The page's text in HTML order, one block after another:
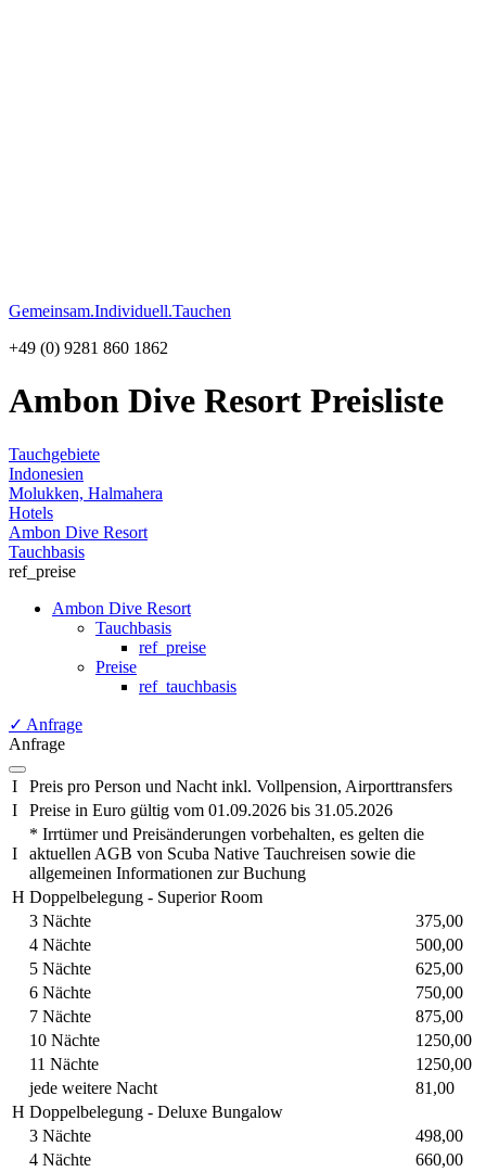
Gemeinsam.Individuell.Tauchen
+49 (0) 9281 860 1862
Ambon Dive Resort Preisliste
Tauchgebiete
Indonesien
Molukken, Halmahera
Hotels
Ambon Dive Resort
Tauchbasis
ref_preise
Ambon Dive Resort
Tauchbasis
ref_preise
Preise
ref_tauchbasis
✓ Anfrage
Anfrage
I
Preis pro Person und Nacht inkl. Vollpension, Airporttransfers
I
Preise in Euro gültig vom 01.09.2026 bis 31.05.2026
I
* Irrtümer und Preisänderungen vorbehalten, es gelten die
aktuellen AGB von Scuba Native Tauchreisen sowie die
allgemeinen Informationen zur Buchung
H Doppelbelegung - Superior Room
3 Nächte
375,00
4 Nächte
500,00
5 Nächte
625,00
6 Nächte
750,00
7 Nächte
875,00
10 Nächte
1250,00
11 Nächte
1250,00
jede weitere Nacht
81,00
H Doppelbelegung - Deluxe Bungalow
3 Nächte
498,00
4 Nächte
660,00